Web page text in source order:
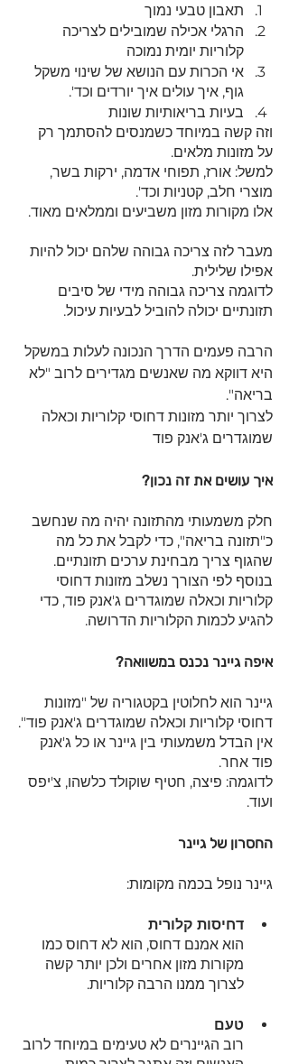
תאבון טבעי נמוך
הרגלי אכילה שמובילים לצריכה
קלוריות יומית נמוכה
אי הכרות עם הנושא של שינוי משקל
גוף, איך עולים איך יורדים וכד'.
בעיות בריאותיות שונות
וזה קשה במיוחד כשמנסים להסתמך רק
על מזונות מלאים.
למשל: אורז, תפוחי אדמה, ירקות בשר,
מוצרי חלב, קטניות וכד'.
אלו מקורות מזון משביעים וממלאים מאוד.
מעבר לזה צריכה גבוהה שלהם יכול להיות
אפילו שלילית.
לדוגמה צריכה גבוהה מידי של סיבים
תזונתיים יכולה להוביל לבעיות עיכול.
הרבה פעמים הדרך הנכונה לעלות במשקל
היא דווקא מה שאנשים מגדירים לרוב "לא
בריאה".
לצרוך יותר מזונות דחוסי קלוריות וכאלה
שמוגדרים ג'אנק פוד
איך עושים את זה נכון?
חלק משמעותי מהתזונה יהיה מה שנחשב
כ"תזונה בריאה", כדי לקבל את כל מה
שהגוף צריך מבחינת ערכים תזונתיים.
בנוסף לפי הצורך נשלב מזונות דחוסי
קלוריות וכאלה שמוגדרים ג'אנק פוד, כדי
להגיע לכמות הקלוריות הדרושה.
איפה גיינר נכנס במשוואה?
גיינר הוא לחלוטין בקטגוריה של "מזונות
דחוסי קלוריות וכאלה שמוגדרים ג'אנק פוד".
אין הבדל משמעותי בין גיינר או כל ג'אנק
פוד אחר.
לדוגמה: פיצה, חטיף שוקולד כלשהו, צ'יפס
ועוד.
החסרון של גיינר
גיינר נופל בכמה מקומות:
דחיסות קלורית
הוא אמנם דחוס, הוא לא דחוס כמו
מקורות מזון אחרים ולכן יותר קשה
לצרוך ממנו הרבה קלוריות.
טעם
רוב הגיינרים לא טעימים במיוחד לרוב